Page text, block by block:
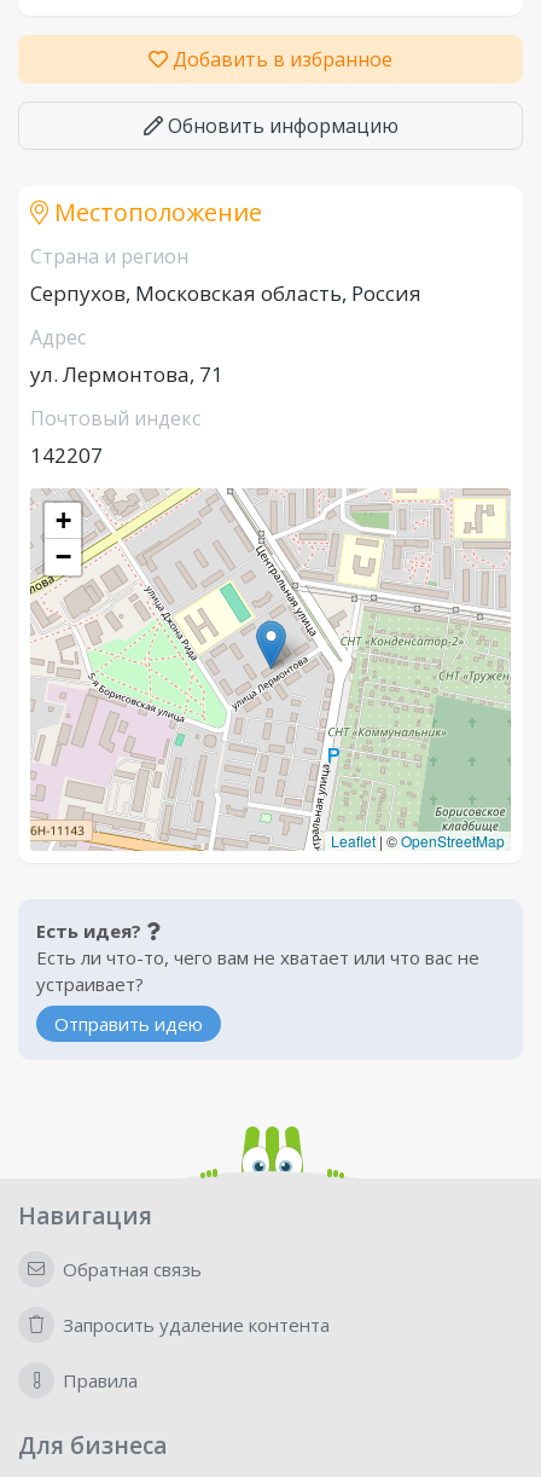
Добавить в избранное
Обновить информацию
Местоположение
Страна и регион
Серпухов, Московская область, Россия
Адрес
ул. Лермонтова, 71
Почтовый индекс
142207
+
−
Leaflet | ©OpenStreetMap
Есть идея?
Есть ли что-то, чего вам не хватает или что вас не
устраивает?
Отправить идею
Навигация
Обратная связь
Запросить удаление контента
Правила
Для бизнеса